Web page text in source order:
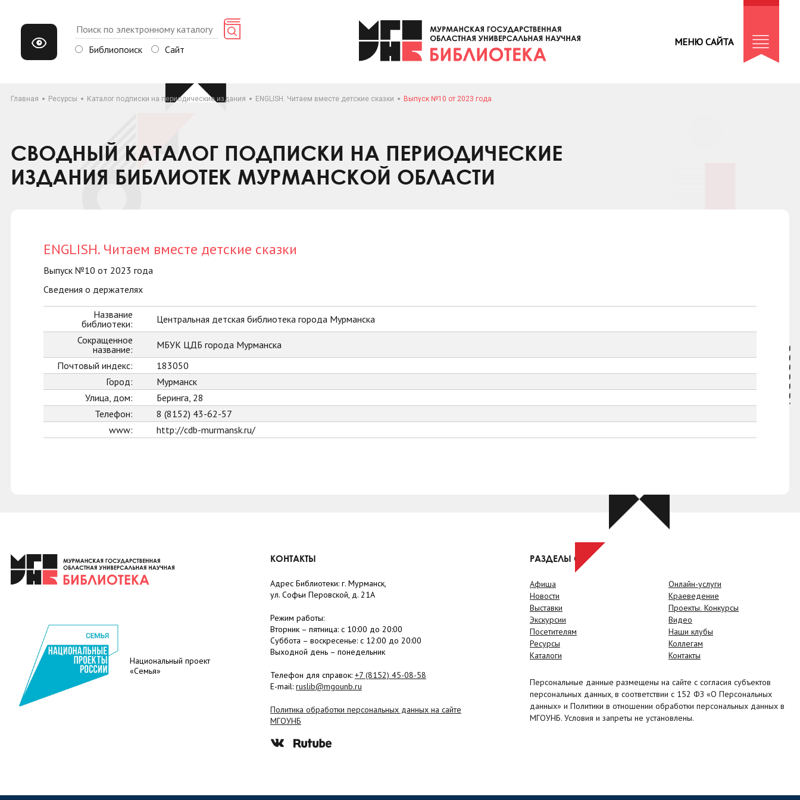
Библиопоиск Сайт
МЕНЮ САЙТА
Главная Ресурсы Каталог подписки на периодические издания ENGLISH. Читаем вместе детские сказки Выпуск №10 от 2023 года
СВОДНЫЙ КАТАЛОГ ПОДПИСКИ НА ПЕРИОДИЧЕСКИЕ
ИЗДАНИЯ БИБЛИОТЕК МУРМАНСКОЙ ОБЛАСТИ
ENGLISH. Читаем вместе детские сказки
Выпуск №10 от 2023 года
Сведения о держателях
Название
библиотеки:
Центральная детская библиотека города Мурманска
Сокращенное
название:
МБУК ЦДБ города Мурманска
Почтовый индекс:
183050
Город:
Мурманск
Улица, дом:
Беринга, 28
Телефон:
8 (8152) 43-62-57
www:
http://cdb-murmansk.ru/
Национальный проект
«Семья»
КОНТАКТЫ
Адрес Библиотеки: г. Мурманск,
ул. Софьи Перовской, д. 21А
Режим работы:
Вторник – пятница: с 10:00 до 20:00
Суббота – воскресенье: c 12:00 до 20:00
Выходной день – понедельник
Телефон для справок: +7 (8152) 45-08-58
E-mail: ruslib@mgounb.ru
Политика обработки персональных данных на сайте
МГОУНБ
РАЗДЕЛЫ САЙТА
Афиша
Новости
Выставки
Экскурсии
Посетителям
Ресурсы
Каталоги
Онлайн-услуги
Краеведение
Проекты. Конкурсы
Видео
Наши клубы
Коллегам
Контакты
Персональные данные размещены на сайте с согласия субъектов
персональных данных, в соответствии с 152 ФЗ «О Персональных
данных» и Политики в отношении обработки персональных данных в
МГОУНБ. Условия и запреты не установлены.